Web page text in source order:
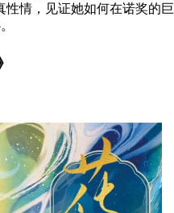
性情，见证她如何在诺奖的巨